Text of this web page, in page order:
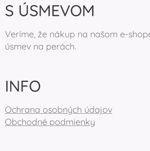
S ÚSMEVOM
Veríme, že nákup na našom e-
úsmev na perách.
INFO
Ochrana osobných údajov
Obchodné podmienky